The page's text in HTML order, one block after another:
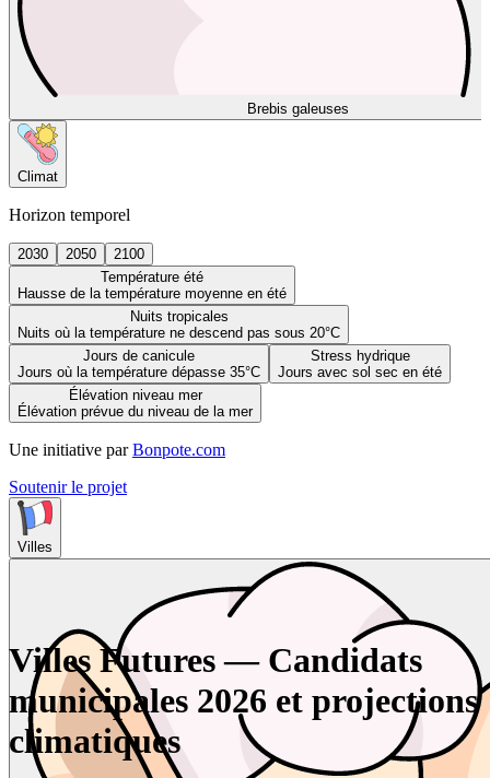
Brebis galeuses
Climat
Horizon temporel
2030 2050
2100
Température été
Hausse de la température moyenne en été
Nuits tropicales
Nuits où la température ne descend pas sous 20°C
Jours de canicule
Jours où la température dépasse 35°C
Stress hydrique
Jours avec sol sec en été
Élévation niveau mer
Élévation prévue du niveau de la mer
Une initiative par Bonpote.com
Soutenir le projet
Villes
Villes Futures — Candidats
municipales 2026 et projections
climatiques